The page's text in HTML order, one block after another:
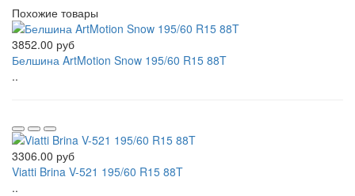
Похожие товары
3852.00 руб
Белшина ArtMotion Snow 195/60 R15 88T
..
3306.00 руб
Viatti Brina V-521 195/60 R15 88T
..